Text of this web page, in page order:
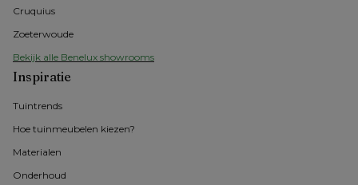
Cruquius
Zoeterwoude
Bekijk alle Benelux showrooms
Inspiratie
Tuintrends
Hoe tuinmeubelen kiezen?
Materialen
Onderhoud